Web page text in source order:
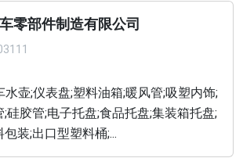
零部件制造有限公司
水壶;仪表盘;塑料油箱;暖风管;吸塑内饰;
硅胶管;电子托盘;食品托盘;集装箱托盘;
装;出口型塑料桶;...